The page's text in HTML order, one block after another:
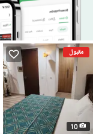
مقبول
10